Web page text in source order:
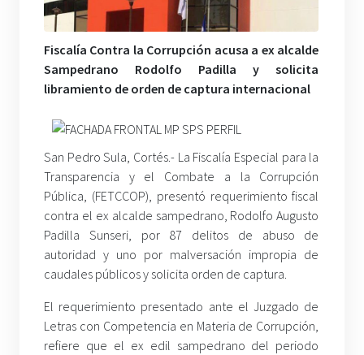
Fiscalía Contra la Corrupción acusa a ex alcalde
Sampedrano Rodolfo Padilla y solicita
libramiento de orden de captura internacional
San Pedro Sula, Cortés.- La Fiscalía Especial para la
Transparencia y el Combate a la Corrupción
Pública, (FETCCOP), presentó requerimiento fiscal
contra el ex alcalde sampedrano, Rodolfo Augusto
Padilla Sunseri, por 87 delitos de abuso de
autoridad y uno por malversación impropia de
caudales públicos y solicita orden de captura.
El requerimiento presentado ante el Juzgado de
Letras con Competencia en Materia de Corrupción,
refiere que el ex edil sampedrano del periodo